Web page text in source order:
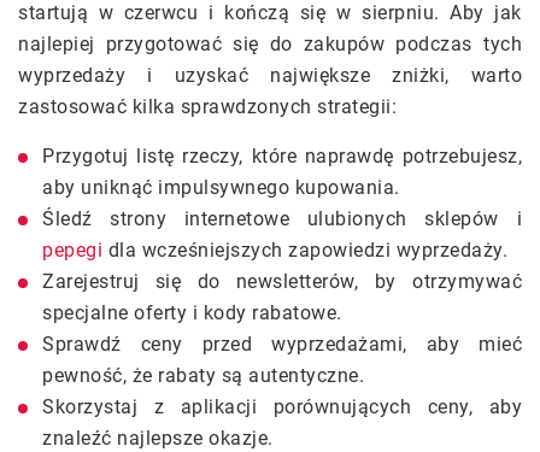
startują w czerwcu i kończą się w sierpniu. Aby jak
najlepiej przygotować się do zakupów podczas tych
wyprzedaży i uzyskać największe zniżki, warto
zastosować kilka sprawdzonych strategii:
Przygotuj listę rzeczy, które naprawdę potrzebujesz,
aby uniknąć impulsywnego kupowania.
Śledź strony internetowe ulubionych sklepów i
pepegi dla wcześniejszych zapowiedzi wyprzedaży.
Zarejestruj się do newsletterów, by otrzymywać
specjalne oferty i kody rabatowe.
Sprawdź ceny przed wyprzedażami, aby mieć
pewność, że rabaty są autentyczne.
Skorzystaj z aplikacji porównujących ceny, aby
znaleźć najlepsze okazje.